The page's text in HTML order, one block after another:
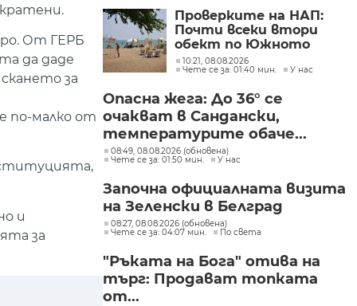
От ГЕРБ
да даде
за
по-малко от
и
за
Проверките на НАП:
Почти всеки втори
обект по Южното
Черноморие е с
нарушение
10:21, 08.08.2026
Чете се за: 01:40 мин.
У нас
Опасна жега: До 36° се
очакват в Сандански,
температурите обаче...
08:49, 08.08.2026 (обновена)
Чете се за: 01:50 мин.
У нас
Започна официалната визита
на Зеленски в Белград
08:27, 08.08.2026 (обновена)
Чете се за: 04:07 мин.
По света
"Ръката на Бога" отива на
търг: Продават топката
от...